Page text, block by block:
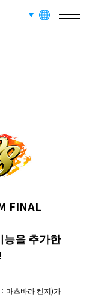
languages
FINAL
능을 추가한
마츠바라 켄지)가